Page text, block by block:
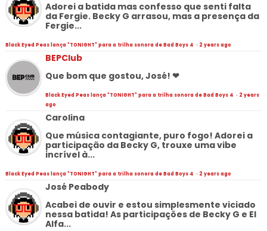
Adorei a batida mas confesso que senti falta
da Fergie. Becky G arrasou, mas a presença da
Fergie...
Black Eyed Peas lança "TONIGHT" para a trilha sonora de Bad Boys 4 · 2 years ago
BEPClub
Que bom que gostou, José! ❤
Black Eyed Peas lança "TONIGHT" para a trilha sonora de Bad Boys 4 · 2 years
ago
Carolina
Que música contagiante, puro fogo! Adorei a
participação da Becky G, trouxe uma vibe
incrível à...
Black Eyed Peas lança "TONIGHT" para a trilha sonora de Bad Boys 4 · 2 years ago
José Peabody
Acabei de ouvir e estou simplesmente viciado
nessa batida! As participações de Becky G e El
Alfa...